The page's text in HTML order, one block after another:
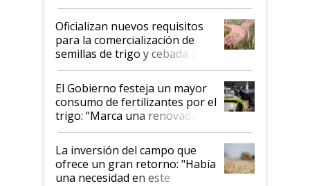
Oficializan nuevos requisitos
para la comercialización de
semillas de trigo y cebada a
granel
El Gobierno festeja un mayor
consumo de fertilizantes por el
trigo: “Marca una renovada
confianza de los productores”
La inversión del campo que
ofrece un gran retorno: "Había
una necesidad en este